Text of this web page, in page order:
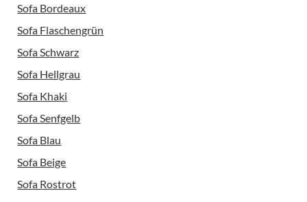
Sofa Bordeaux
Sofa Flaschengrün
Sofa Schwarz
Sofa Hellgrau
Sofa Khaki
Sofa Senfgelb
Sofa Blau
Sofa Beige
Sofa Rostrot